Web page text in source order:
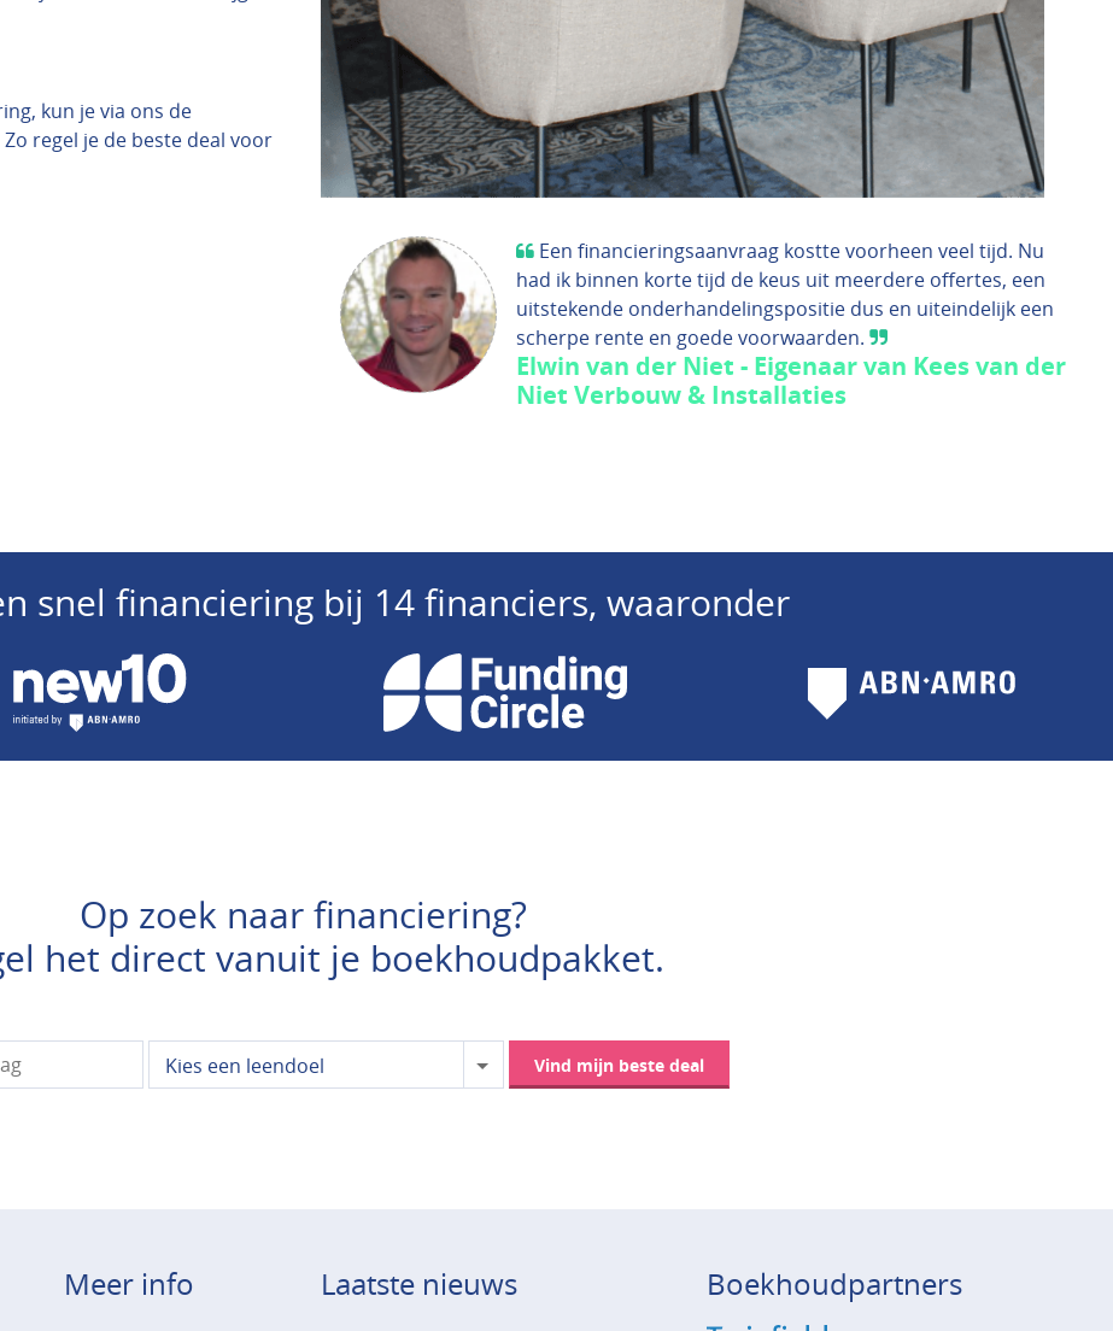
kun je via ons de
regel je de beste deal voor
Een financieringsaanvraag kostte voorheen veel tijd. Nu
had ik binnen korte tijd de keus uit meerdere offertes, een
uitstekende onderhandelingspositie dus en uiteindelijk een
scherpe rente en goede voorwaarden.
Elwin van der Niet - Eigenaar van Kees van der
Niet Verbouw & Installaties
snel financiering bij 14 financiers, waaronder
Op zoek naar financiering?
het direct vanuit je boekhoudpakket.
Kies een leendoel Vind mijn beste deal
Meer info Laatste nieuws Boekhoudpartners